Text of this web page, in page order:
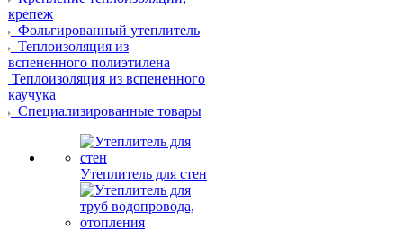
крепеж
Фольгированный утеплитель
Теплоизоляция из
вспененного полиэтилена
Теплоизоляция из вспененного
каучука
Специализированные товары
Утеплитель для стен